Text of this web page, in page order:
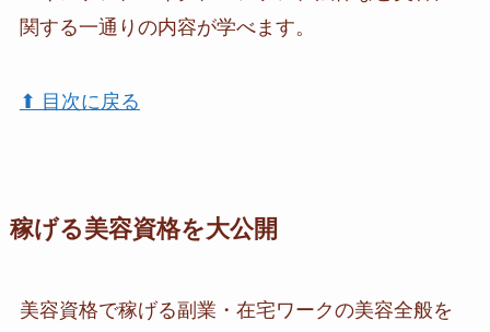
関する一通りの内容が学べます。
⬆︎ 目次に戻る
稼げる美容資格を大公開
美容資格で稼げる副業・在宅ワークの美容全般を